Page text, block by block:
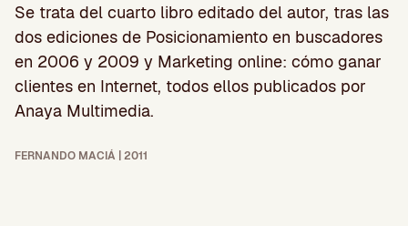
Se trata del cuarto libro editado del autor, tras las
dos ediciones de Posicionamiento en buscadores
en 2006 y 2009 y Marketing online: cómo ganar
clientes en Internet, todos ellos publicados por
Anaya Multimedia.
FERNANDO MACIÁ | 2011